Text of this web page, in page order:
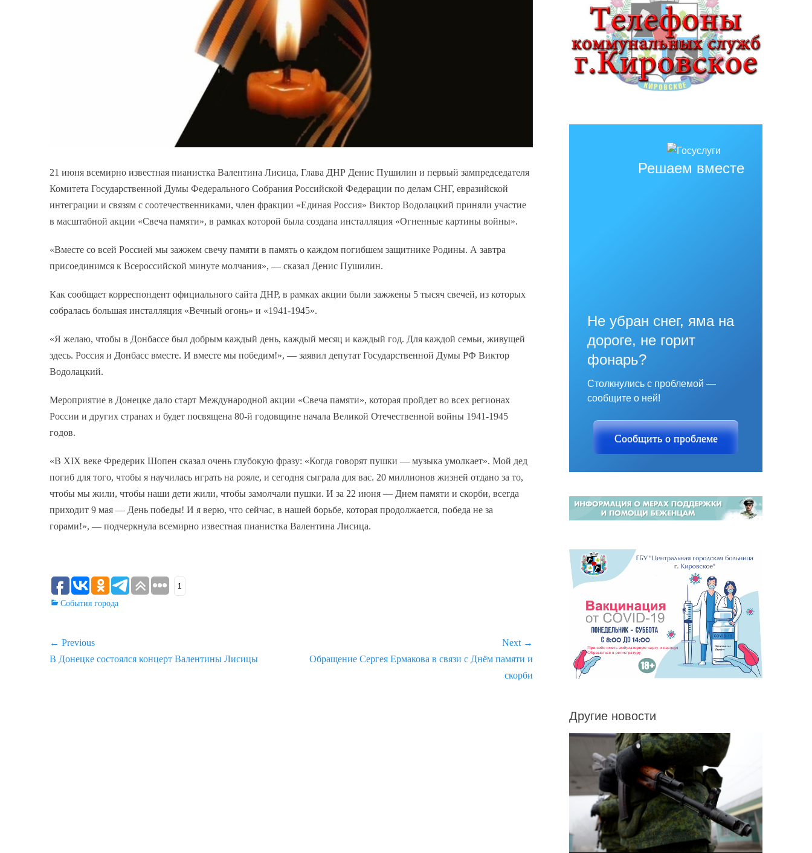
21 июня всемирно известная пианистка Валентина Лисица, Глава ДНР Денис Пушилин и первый зампредседателя
Комитета Государственной Думы Федерального Собрания Российской Федерации по делам СНГ, евразийской
интеграции и связям с соотечественниками, член фракции «Единая Россия» Виктор Водолацкий приняли участие
в масштабной акции «Свеча памяти», в рамках которой была создана инсталляция «Огненные картины войны».
«Вместе со всей Россией мы зажжем свечу памяти в память о каждом погибшем защитнике Родины. А завтра
присоединимся к Всероссийской минуте молчания», — сказал Денис Пушилин.
Как сообщает корреспондент официального сайта ДНР, в рамках акции были зажжены 5 тысяч свечей, из которых
собралась большая инсталляция «Вечный огонь» и «1941-1945».
«Я желаю, чтобы в Донбассе был добрым каждый день, каждый месяц и каждый год. Для каждой семьи, живущей
здесь. Россия и Донбасс вместе. И вместе мы победим!», — заявил депутат Государственной Думы РФ Виктор
Водолацкий.
Мероприятие в Донецке дало старт Международной акции «Свеча памяти», которая пройдет во всех регионах
России и других странах и будет посвящена 80-й годовщине начала Великой Отечественной войны 1941-1945
годов.
«В XIX веке Фредерик Шопен сказал очень глубокую фразу: «Когда говорят пушки — музыка умолкает». Мой дед
погиб для того, чтобы я научилась играть на рояле, и сегодня сыграла для вас. 20 миллионов жизней отдано за то,
чтобы мы жили, чтобы наши дети жили, чтобы замолчали пушки. И за 22 июня — Днем памяти и скорби, всегда
приходит 9 мая — День победы! И я верю, что сейчас, в нашей борьбе, которая продолжается, победа не за
горами!», — подчеркнула всемирно известная пианистка Валентина Лисица.
1
Categories
События города
Навигация
по
← Previous
Previous
В Донецке состоялся концерт Валентины Лисицы
Next →
NextОбращение Сергея Ермакова в связи с Днём памяти и
скорби
Решаем вместе
Не убран снег, яма на
дороге, не горит
фонарь?
Столкнулись с проблемой —
сообщите о ней!
Сообщить о проблеме
Другие новости